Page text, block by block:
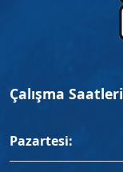
Çalışma Saatleri
Pazartesi: